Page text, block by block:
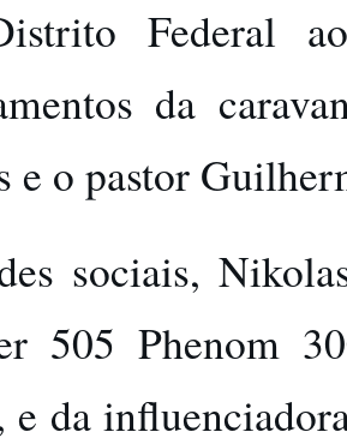
Federal
da
e o pastor
sociais,
505 Phenom
da